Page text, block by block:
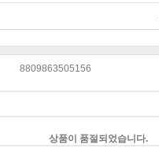
8809863505156
상품이 품절되었습니다.